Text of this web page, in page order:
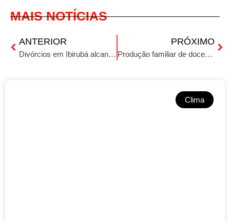
MAIS NOTÍCIAS
ANTERIOR
Divórcios em Ibirubá alcança marca de 54 casos em 2023
PRÓXIMO
Produção familiar de doces e salgados que encantam
Clima